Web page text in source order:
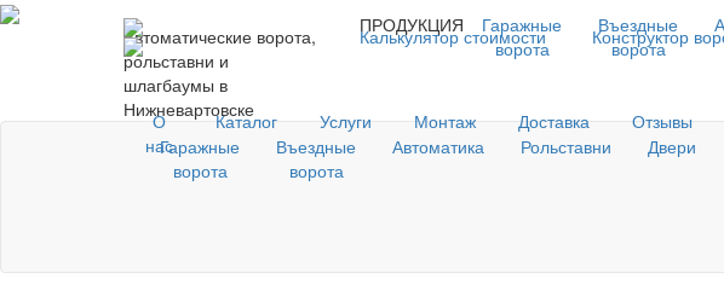
ПРОДУКЦИЯ
Гаражные
ворота
Въездные
ворота
О
нас
Каталог Услуги Монтаж Доставка Отзывы
Автоматические ворота,
рольставни и
шлагбаумы в
Нижневартовске
Калькулятор стоимости Конструктор
Гаражные
ворота
Въездные
ворота
Автоматика Рольставни Двери